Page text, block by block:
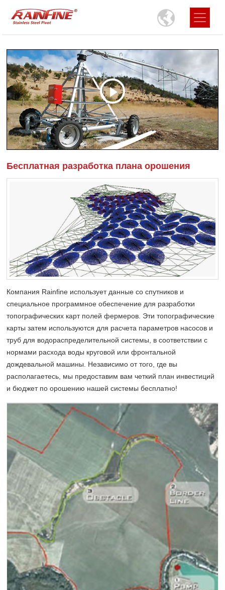
Бесплатная разработка плана орошения
Компания Rainfine использует данные со спутников и
специальное программное обеспечение для разработки
топографических карт полей фермеров. Эти топографические
карты затем используются для расчета параметров насосов и
труб для водораспределительной системы, в соответствии с
нормами расхода воды круговой или фронтальной
дождевальной машины. Независимо от того, где вы
располагаетесь, мы предоставим вам четкий план инвестиций
и бюджет по орошению нашей системы бесплатно!